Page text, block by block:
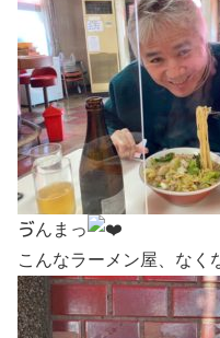
ゔんまっ
こんなラーメン屋、なく